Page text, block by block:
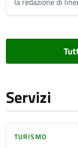
Servizi
TURISMO